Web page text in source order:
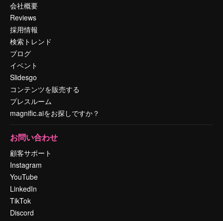
会社概要
Reviews
採用情報
検索トレンド
ブログ
イベント
Slidesgo
コンテンツを販売する
プレスルーム
magnific.aiをお探しですか？
お問い合わせ
顧客サポート
Instagram
YouTube
LinkedIn
TikTok
Discord